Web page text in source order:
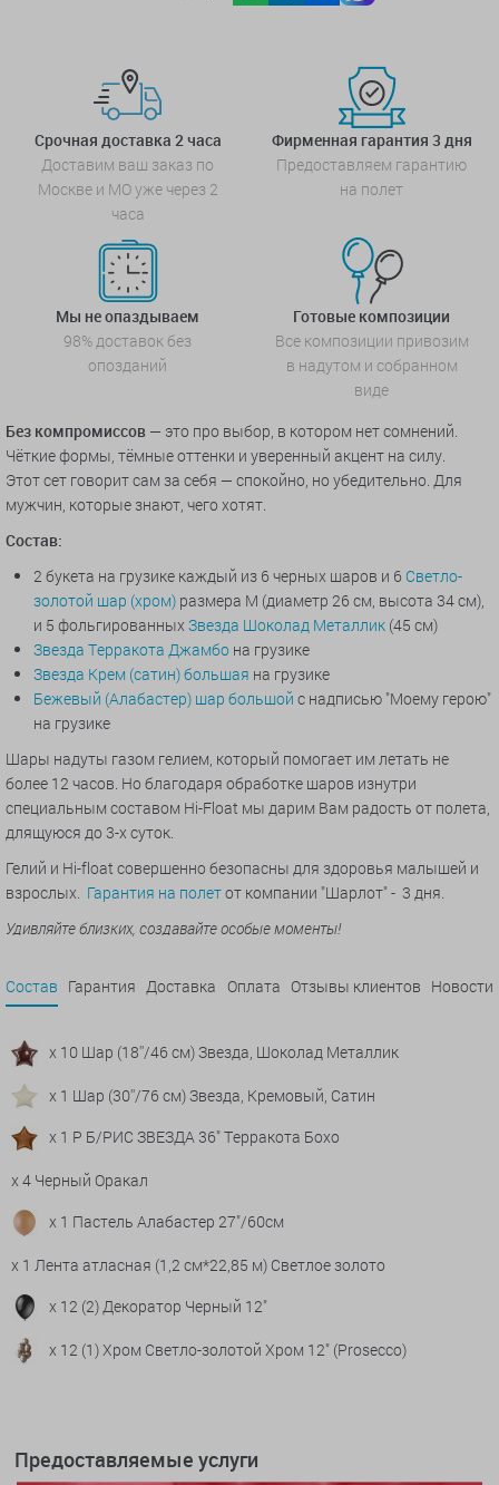
Срочная доставка 2 часа
Доставим ваш заказ по
Москве и МО уже через 2
часа
Фирменная гарантия 3 дня
Предоставляем гарантию
на полет
Мы не опаздываем
98% доставок без
опозданий
Готовые композиции
Все композиции привозим
в надутом и собранном
виде
Без компромиссов — это про выбор, в котором нет сомнений.
Чёткие формы, тёмные оттенки и уверенный акцент на силу.
Этот сет говорит сам за себя — спокойно, но убедительно. Для
мужчин, которые знают, чего хотят.
Состав:
2 букета на грузике каждый из 6 черных шаров и 6 Светло-
золотой шар (хром) размера M (диаметр 26 см, высота 34 см),
и 5 фольгированныхЗвезда Шоколад Металлик (45 см)
Звезда Терракота Джамбо на грузике
Звезда Крем (сатин) большая на грузике
Бежевый (Алабастер) шар большой с надписью "Моему герою"
на грузике
Шары надуты газом гелием, который помогает им летать не
более 12 часов. Но благодаря обработке шаров изнутри
специальным составом Hi-Float мы дарим Вам радость от полета,
длящуюся до 3-х суток.
Гелий и Hi-float совершенно безопасны для здоровья малышей и
взрослых. Гарантия на полетот компании "Шарлот" - 3 дня.
Удивляйте близких, создавайте особые моменты!
Состав Гарантия Доставка Оплата Отзывы клиентов Новости
x 10 Шар (18''/46 см) Звезда, Шоколад Металлик
x 1 Шар (30''/76 см) Звезда, Кремовый, Сатин
x 1 Р Б/РИС ЗВЕЗДА 36" Терракота Бохо
x 4 Черный Оракал
x 1 Пастель Алабастер 27"/60см
x 1 Лента атласная (1,2 см*22,85 м) Светлое золото
x 12 (2) Декоратор Черный 12"
x 12 (1) Хром Светло-золотой Хром 12" (Prosecco)
Предоставляемые услуги